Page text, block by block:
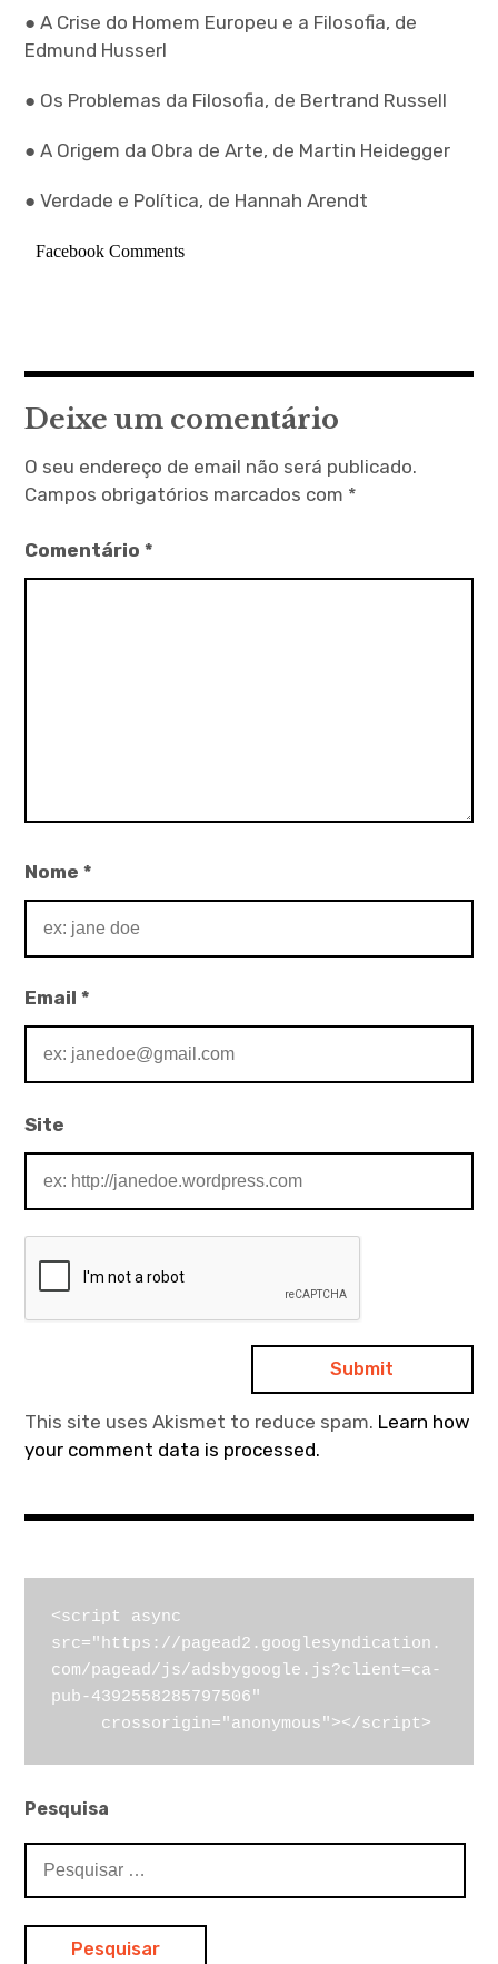
● A Crise do Homem Europeu e a Filosofia, de
Edmund Husserl
● Os Problemas da Filosofia, de Bertrand Russell
● A Origem da Obra de Arte, de Martin Heidegger
● Verdade e Política, de Hannah Arendt
Facebook Comments
Deixe um comentário
O seu endereço de email não será publicado.
Campos obrigatórios marcados com *
Comentário*
Nome*
Email*
Site
This site uses Akismet to reduce spam. Learn how
your comment data is processed.
<script async
src="https://pagead2.googlesyndication.
com/pagead/js/adsbygoogle.js?client=ca-
pub-4392558285797506"
     crossorigin="anonymous"></script>
Pesquisa
por: